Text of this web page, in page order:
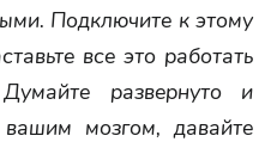
Подключите к этому
все это работать
развернуто и
мозгом, давайте